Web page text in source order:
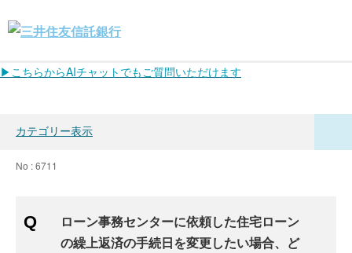
▶こちらからAIチャットでもご質問いただけます
カテゴリー表示
No : 6711
ローン事務センターに依頼した住宅ローン
の繰上返済の手続日を変更したい場合、ど